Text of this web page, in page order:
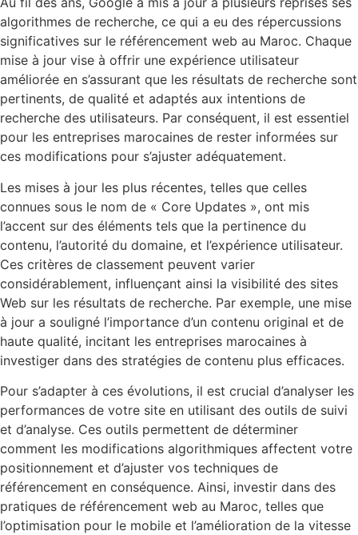
algorithmes de recherche, ce qui a eu des répercussions
significatives sur le référencement web au Maroc. Chaque
mise à jour vise à offrir une expérience utilisateur
améliorée en s’assurant que les résultats de recherche sont
pertinents, de qualité et adaptés aux intentions de
recherche des utilisateurs. Par conséquent, il est essentiel
pour les entreprises marocaines de rester informées sur
ces modifications pour s’ajuster adéquatement.
Les mises à jour les plus récentes, telles que celles
connues sous le nom de « Core Updates », ont mis
l’accent sur des éléments tels que la pertinence du
contenu, l’autorité du domaine, et l’expérience utilisateur.
Ces critères de classement peuvent varier
considérablement, influençant ainsi la visibilité des sites
Web sur les résultats de recherche. Par exemple, une mise
à jour a souligné l’importance d’un contenu original et de
haute qualité, incitant les entreprises marocaines à
investiger dans des stratégies de contenu plus efficaces.
Pour s’adapter à ces évolutions, il est crucial d’analyser les
performances de votre site en utilisant des outils de suivi
et d’analyse. Ces outils permettent de déterminer
comment les modifications algorithmiques affectent votre
positionnement et d’ajuster vos techniques de
référencement en conséquence. Ainsi, investir dans des
pratiques de référencement web au Maroc, telles que
l’optimisation pour le mobile et l’amélioration de la vitesse